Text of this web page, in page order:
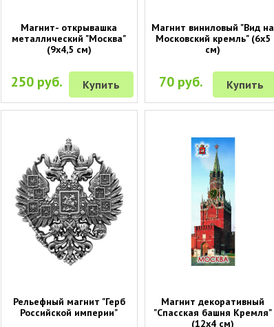
Магнит- открывашка
металлический "Москва"
(9х4,5 см)
250 руб. Купить
Магнит виниловый "Вид на
Московский кремль" (6х5
см)
70 руб. Купить
Рельефный магнит "Герб
Российской империи"
Магнит декоративный
"Спасская башня Кремля"
(12х4 см)